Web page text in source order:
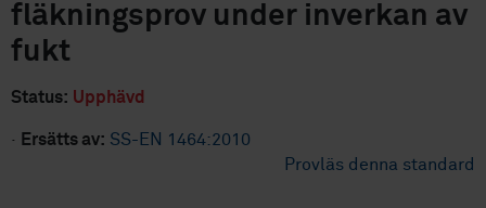
fläkningsprov under inverkan av
fukt
Status: Upphävd
· Ersätts av: SS-EN 1464:2010
Provläs denna standard